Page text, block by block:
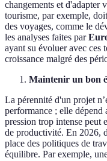
changements et d'adapter
tourisme, par exemple,
des voyages, comme le
les analyses faites par
ayant su évoluer avec ces
croissance malgré des
Maintenir un bon
La pérennité d'un projet
performance ; elle dépend
pression trop intense peut
de productivité. En 2026,
place des politiques de
équilibre. Par exemple,